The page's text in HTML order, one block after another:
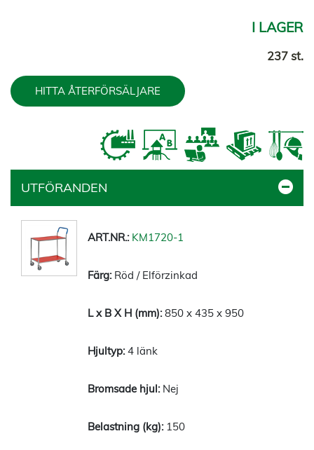
I LAGER
237 st.
HITTA ÅTERFÖRSÄLJARE
UTFÖRANDEN
KM1720-1
Röd / Elförzinkad
850 x 435 x 950
4 länk
Nej
150